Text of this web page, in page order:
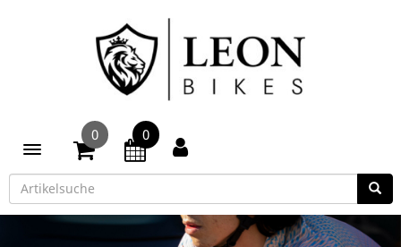
Toggle navigation
0 0